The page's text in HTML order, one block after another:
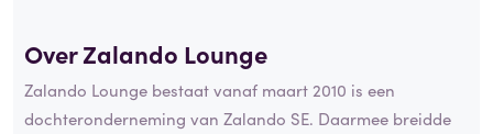
Over Zalando Lounge
Zalando Lounge bestaat vanaf maart 2010 is een
dochteronderneming van Zalando SE. Daarmee breidde